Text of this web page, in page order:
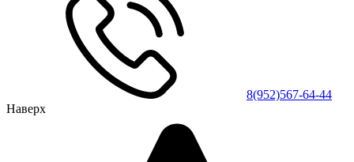
8(952)567-64-44
Наверх